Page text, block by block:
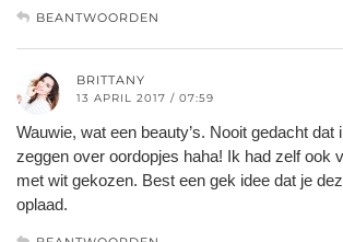
BEANTWOORDEN
BRITTANY
13 APRIL 2017 / 07:59
Wauwie, wat een beauty’s. Nooit gedacht dat
zeggen over oordopjes haha! Ik had zelf ook
met wit gekozen. Best een gek idee dat je
oplaad.